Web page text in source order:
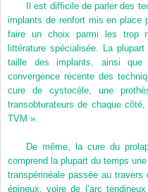
Il est difficile de parler des
implants de renfort mis en place
faire un choix parmi les trop
littérature spécialisée. La
taille des implants, ainsi que
convergence récente des
cure de cystocèle, une
transobturateurs de chaque
TVM ».
De même, la cure du
comprend la plupart du temps
transpérinéale passée au
épineux, voire de l’arc